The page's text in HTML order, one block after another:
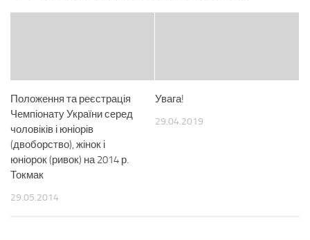
Положення та реєстрація
Чемпіонату України серед
чоловіків і юніорів
(двоборство), жінок і
юніорок (ривок) на 2014 р.
Токмак
29.05.2014
Увага!
29.04.2019